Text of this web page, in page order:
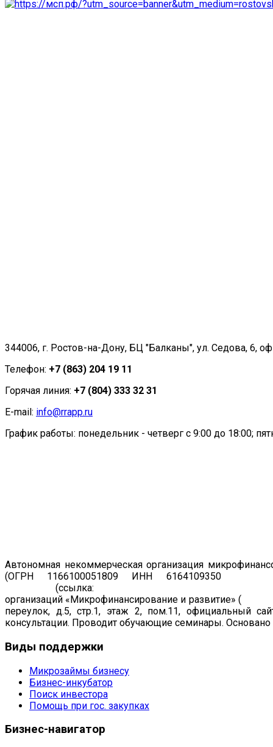
344006, г. Ростов-на-Дону, БЦ "Балканы", ул. Седова, 6,
Телефон: +7 (863) 204 19 11
Горячая линия: +7 (804) 333 32 31
E-mail: info@rrapp.ru
График работы: понедельник - четверг с 9:00 до 18:00;
Автономная некоммерческая организация
(ОГРН 1166100051809 ИНН 6164109350
(ссылка:
организаций «Микрофинансирование и развитие» (рег.
переулок, д.5, стр.1, этаж 2, пом.11, официальный
консультации. Проводит обучающие семинары. Основано
Виды поддержки
Микрозаймы бизнесу
Бизнес-инкубатор
Поиск инвестора
Помощь при гос. закупках
Бизнес-навигатор